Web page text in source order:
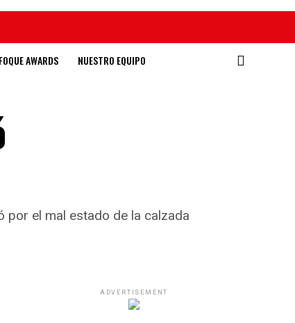
AWARDS NUESTRO EQUIPO
por el mal estado de la calzada
ADVERTISEMENT